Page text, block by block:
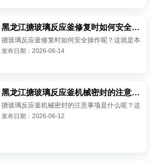
黑龙江搪玻璃反应釜修复时如何安全操作呢？
搪玻璃反应釜修复时如何安全操作呢？这就是本
期我们呢要为大家讲的相关问题了，请看下面的
发布日期：2026-06-14
黑龙江搪玻璃反应釜机械密封的注意事项
搪玻璃反应釜机械密封的注意事项是什么呢？这
就是本期我们要为大家讲的相关问题了，具体请
发布日期：2026-06-12